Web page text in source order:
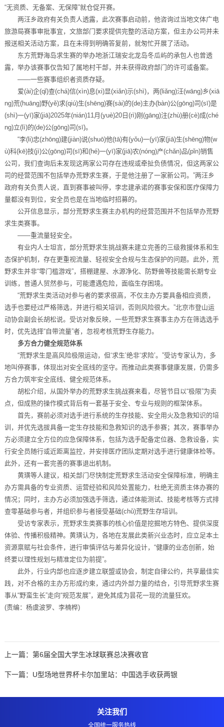
“无资质、无备案、无保障”就仓促开赛。
两汪乡政府有关负责人透露，此次赛事启动前，他咨询过当地文体广电
旅游局赛事审批事宜，文旅部门要求提供完整的活动方案，但主办公司并未
报送相关活动方案，且在未得到明确答复前，就匆忙开展了活动。
东方荒野海岛求生赛的举办地浙江瑞安北龙岛冬瓜屿的承包人也曾透
露，举办该赛事仅告知了属地村干部，并未获得政府部门的许可或备案。
——一些赛事组织者资质存疑。
爱(ài)企(qǐ)查(chá)信(xìn)息(xi)显(xiǎn)示(shì)，两(liǎng)汪(wāng)乡(xiā
ng)荒(huāng)野(yě)求(qiú)生(shēng)赛(sài)的(de)主办(bàn)公(gōng)司(sī)是
(shì)一(yī)家(jiā)2025年(nián)11月(yuè)20日(rì)刚(gāng)注(zhù)册(cè)成(ché
ng)立(lì)的(de)公(gōng)司(sī)。
“李(li)忠(zhōng)建(jiàn)说(shuō)他(tā)有(yǒu)一(yī)家(jiā)生(shēng)物(w
ù)科(kē)技(jì)公(gōng)司(sī)和(hé)一(yī)家(jiā)农(nóng)产(chǎn)品(pǐn)销售
公司，我们查询后未发现这两家公司存在违规或牵扯负债情况，但这两家公
司的经营范围不包括举办荒野求生赛，于是他注册了一家新公司。”两汪乡
政府有关负责人说，直到赛事被叫停，李忠建承诺的赛事安保和医疗保障力
量都没有到位，安全员也是在当地临时招募的。
公开信息显示，部分荒野求生赛主办机构的经营范围并不包括举办荒野
求生类赛事。
——重流量轻安全。
有业内人士坦言，部分荒野求生挑战赛未建立完善的三级救援体系和生
态保护机制，存在更重视流量、轻视安全合规与生态保护的问题。此外，荒
野求生并非“零门槛游戏”，搭棚建屋、水源净化、防野兽等技能需长期专业
训练，普通人贸然参与，可能遭遇危险，面临生存困境。
“荒野求生类活动对参与者的要求很高，不仅主办方要具备相应资质，
选手也要经过严格筛选，并进行相关培训，否则风险很大。”北京市登山运
动协会副会长胡松说。受访对象反映，一些荒野求生赛事主办方在筛选选手
时，优先选择“自带流量”者，忽视考核荒野生存能力。
多方合力健全规范体系
“荒野求生是高风险极限运动，但‘求生’绝非‘求险’。”受访专家认为，多
地叫停赛事，体现出对安全底线的坚守。而推动此类赛事健康发展，仍需多
方合力筑牢安全底线、健全规范体系。
胡松介绍，从国外举办的荒野求生挑战赛来看，尽管节目以“极限”为卖
点，但成熟的操作模式背后有一套基于安全、专业与规则的框架体系。
首先，赛前必须对选手进行系统的生存技能、安全用火及急救知识的培
训，并优先选拔具备一定生存技能和急救知识的选手参赛；其次，赛事举办
方必须建立全方位的应急保障体系，包括为选手配备定位器、急救设备，实
行安全员随行或近距离监控，并安排医疗团队定期对选手进行健康体检等。
此外，还有一套完善的赛事退出机制。
黄璜等人建议，相关部门尽快制定荒野求生活动安全保障标准，明确主
办方需具备的专业资质、运营经验和风险处置能力，杜绝无资质主体办赛的
情况；同时，主办方必须加强选手筛选，通过体能测试、技能考核等方式排
查零基础参与者，并组织参与者接受基础(chǔ)荒野生存培训。
受访专家表示，荒野求生类赛事的核心价值是挖掘地方特色、提供深度
体验、传播积极精神。黄璜认为，各地在发展此类新兴业态时，应立足本土
资源禀赋与社会条件，进行审慎评估与差异化设计，“健康的业态创新，始
终要以理性规划与精准定位为前提”。
此外，行业内部也应逐步建立联盟或协会，制定自律公约，共享最佳实
践，对不合格的主办方形成约束，通过内外部力量的结合，引导荒野求生赛
事从“野蛮生长”走向“规范发展”，避免其成为昙花一现的流量狂欢。
(责编：杨虞波罗、李楠桦)
上一篇： 第6届全国大学生冰球联赛总决赛收官
下一篇： U型场地世界杯卡尔加里站：中国选手收获两银
关注我们
全国统一服务热线